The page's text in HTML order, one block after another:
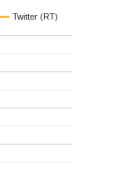
Twitter (RT)